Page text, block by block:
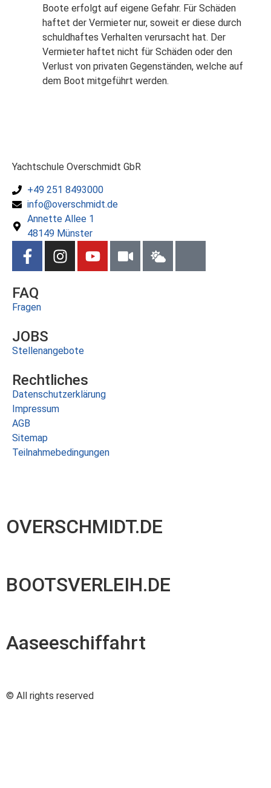
Boote erfolgt auf eigene Gefahr. Für Schäden
haftet der Vermieter nur, soweit er diese durch
schuldhaftes Verhalten verursacht hat. Der
Vermieter haftet nicht für Schäden oder den
Verlust von privaten Gegenständen, welche auf
dem Boot mitgeführt werden.
Yachtschule Overschmidt GbR
+49 251 8493000
info@overschmidt.de
Annette Allee 1
48149 Münster
FAQ
Fragen
JOBS
Stellenangebote
Rechtliches
Datenschutzerklärung
Impressum
AGB
Sitemap
Teilnahmebedingungen
OVERSCHMIDT.DE
BOOTSVERLEIH.DE
Aaseeschiffahrt
© All rights reserved